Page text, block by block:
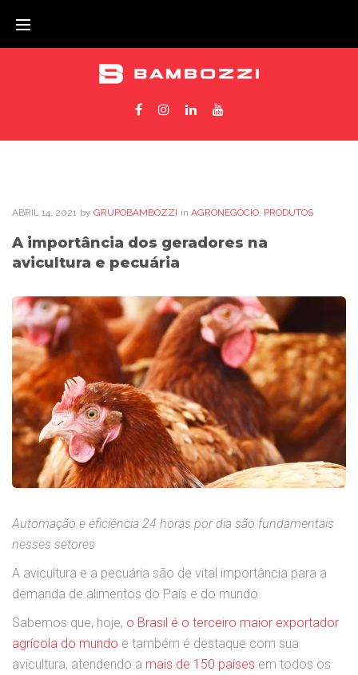
ABRIL 14. 2021 by GRUPOBAMBOZZI in AGRONEGÓCIO, PRODUTOS
A importância dos geradores na
avicultura e pecuária
Automação e eficiência 24 horas por dia são fundamentais
nesses setores
A avicultura e a pecuária são de vital importância para a
demanda de alimentos do País e do mundo.
Sabemos que, hoje, o Brasil é o terceiro maior exportador
agrícola do mundo e também é destaque com sua
avicultura, atendendo a mais de 150 países em todos os